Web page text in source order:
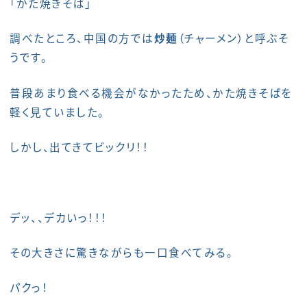
調べたところ、中国の方では炒麺 （チャーメン）と呼ぶそ
うです。
普段あまり食べる機会がなかったため、かた焼きそばを
軽く見ていました。
しかし、出てきてビックリ！！
デッ、、デカいっ！！！
その大きさに驚きながらも一口食べてみる。
パクっ！